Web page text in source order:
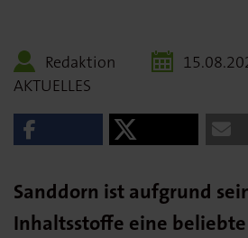
Redaktion
AKTUELLES
Sanddorn ist aufgrund
Inhaltsstoffe eine